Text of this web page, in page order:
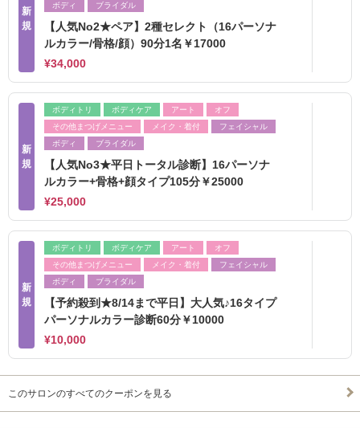
新
規
ボディ
ブライダル
【人気No2★ペア】2種セレクト（16パーソナ
ルカラー/骨格/顔）90分1名￥17000
¥34,000
新
規
ボディトリ ボディケア アート
オフ
その他まつげメニュー
メイク・着付
フェイシャル
ボディ
ブライダル
【人気No3★平日トータル診断】16パーソナ
ルカラー+骨格+顔タイプ105分￥25000
¥25,000
新
規
ボディトリ ボディケア アート
オフ
その他まつげメニュー
メイク・着付
フェイシャル
ボディ
ブライダル
【予約殺到★8/14まで平日】大人気♪16タイプ
パーソナルカラー診断60分￥10000
¥10,000
このサロンのすべてのクーポンを見る